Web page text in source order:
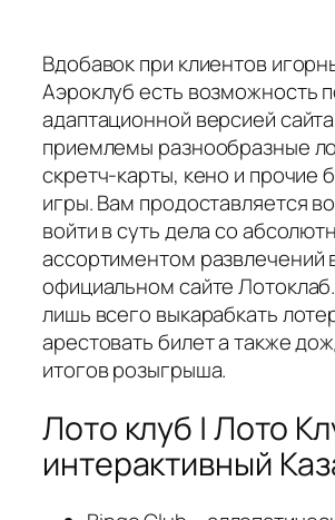
Вдобавок при клиентов
Аэроклуб есть возможность
адаптационной версией
приемлемы разнообразные
скретч-карты, кено и прочие
игры. Вам продоставляется
войти в суть дела со
ассортиментом развлечений
официальном сайте Лотоклаб.
лишь всего выкарабкать
арестовать билет а также
итогов розыгрыша.
Лото клуб | Лото
интерактивный